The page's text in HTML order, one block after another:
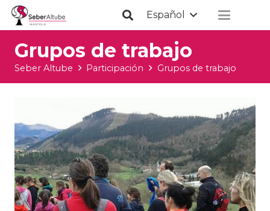
Español
Grupos de trabajo
Seber Altube Participación Grupos de trabajo